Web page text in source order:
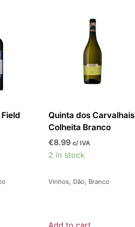
Quinta dos Carvalhais
Colheita Branco
€8.99 c/ IVA
2 in stock
Vinhos, Dão, Branco